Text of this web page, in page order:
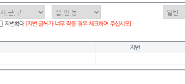
지번확대 [지번 글씨가 너무 작을 경우 체크하여 주십시오]
지번